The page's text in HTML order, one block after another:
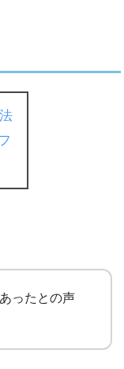
ったとの声